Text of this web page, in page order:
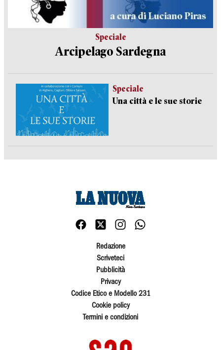
Speciale
Arcipelago Sardegna
Speciale
Una città e le sue storie
Redazione
Scriveteci
Pubblicità
Privacy
Codice Etico e Modello 231
Cookie policy
Termini e condizioni